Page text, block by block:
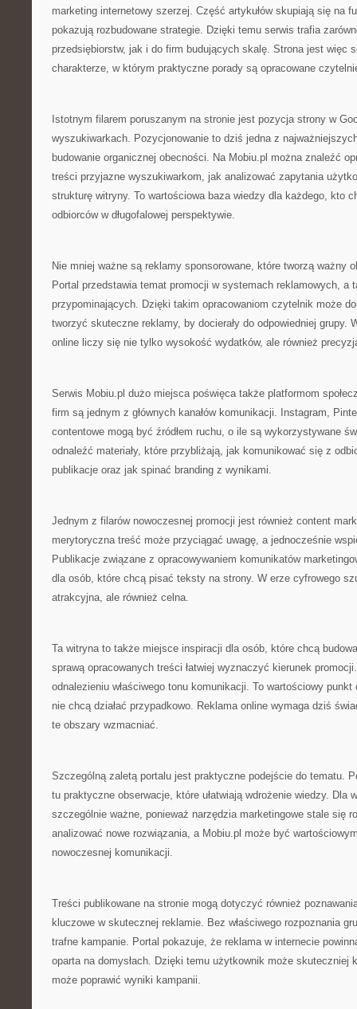
marketing internetowy szerzej. Część artykułów skupiają się na
pokazują rozbudowane strategie. Dzięki temu serwis trafia
przedsiębiorstw, jak i do firm budujących skalę. Strona jest więc
charakterze, w którym praktyczne porady są opracowane
Istotnym filarem poruszanym na stronie jest pozycja strony w
wyszukiwarkach. Pozycjonowanie to dziś jedna z
budowanie organicznej obecności. Na Mobiu.pl można znaleźć
treści przyjazne wyszukiwarkom, jak analizować zapytania
strukturę witryny. To wartościowa baza wiedzy dla każdego, kto
odbiorców w długofalowej perspektywie.
Nie mniej ważne są reklamy sponsorowane, które tworzą ważny
Portal przedstawia temat promocji w systemach reklamowych, a
przypominających. Dzięki takim opracowaniom czytelnik może
tworzyć skuteczne reklamy, by docierały do odpowiedniej grupy.
online liczy się nie tylko wysokość wydatków, ale również
Serwis Mobiu.pl dużo miejsca poświęca także platformom
firm są jednym z głównych kanałów komunikacji. Instagram,
contentowe mogą być źródłem ruchu, o ile są wykorzystywane
odnaleźć materiały, które przybliżają, jak komunikować się z
publikacje oraz jak spinać branding z wynikami.
Jednym z filarów nowoczesnej promocji jest również content
merytoryczna treść może przyciągać uwagę, a jednocześnie
Publikacje związane z opracowywaniem komunikatów
dla osób, które chcą pisać teksty na strony. W erze cyfrowego
atrakcyjna, ale również celna.
Ta witryna to także miejsce inspiracji dla osób, które chcą
sprawą opracowanych treści łatwiej wyznaczyć kierunek
odnalezieniu właściwego tonu komunikacji. To wartościowy
nie chcą działać przypadkowo. Reklama online wymaga dziś
te obszary wzmacniać.
Szczególną zaletą portalu jest praktyczne podejście do tematu.
tu praktyczne obserwacje, które ułatwiają wdrożenie wiedzy. Dla
szczególnie ważne, ponieważ narzędzia marketingowe stale się
analizować nowe rozwiązania, a Mobiu.pl może być
nowoczesnej komunikacji.
Treści publikowane na stronie mogą dotyczyć również
kluczowe w skutecznej reklamie. Bez właściwego rozpoznania
trafne kampanie. Portal pokazuje, że reklama w internecie
oparta na domysłach. Dzięki temu użytkownik może skuteczniej
może poprawić wyniki kampanii.